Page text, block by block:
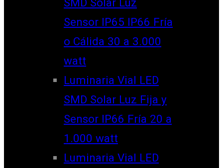
Sensor IP65 IP66 Fría
o Cálida 30 a 3.000
watt
Luminaria Vial LED
SMD Solar Luz Fija y
Sensor IP66 Fría 20 a
1.000 watt
Luminaria Vial LED